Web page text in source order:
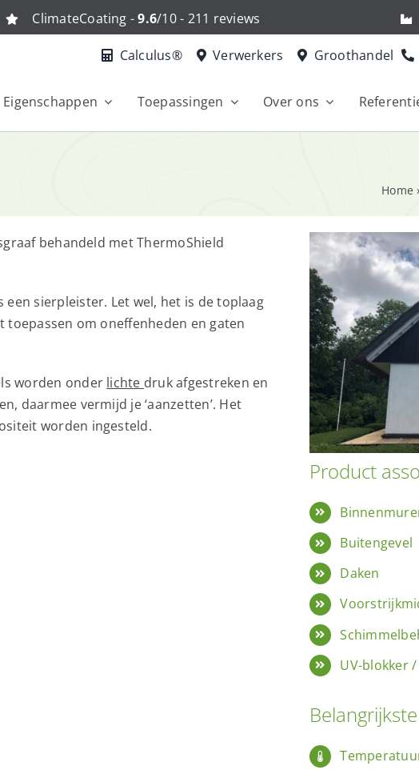
ClimateCoating -9.6/10 - 211 reviews
Calculus® Verwerkers Groothandel
Eigenschappen Toepassingen Over ons
Home
behandeld met ThermoShield
sierpleister. Let wel, het is de toplaag
toepassen om oneffenheden en gaten
worden onder lichte druk afgestreken en
daarmee vermijd je ‘aanzetten’. Het
worden ingesteld.
Product
Buitengevel
Daken
UV-blokker